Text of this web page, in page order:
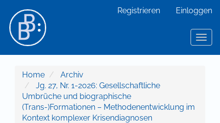
Hauptinhalt
Sidebar
Registrieren Einloggen
Home
Archiv
Jg. 27, Nr. 1-2026: Gesellschaftliche
Umbrüche und biographische
(Trans-)Formationen – Methodenentwicklung im
Kontext komplexer Krisendiagnosen